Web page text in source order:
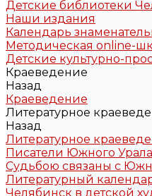
Детские библиотеки
Наши издания
Календарь
Методическая online-
Детские культурно-
Краеведение
Назад
Краеведение
Литературное
Назад
Литературное
Писатели Южного
Судьбою связаны с
Литературный
Челябинск в детской